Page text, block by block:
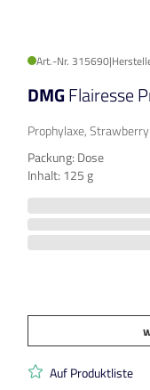
Art.-Nr. 315690|
DMGFlairesse
Prophylaxe, Strawberry
Packung: Dose
Inhalt: 125 g
Auf Produktliste